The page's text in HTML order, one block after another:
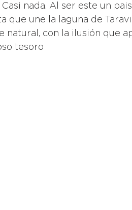
nada. Al ser este un
que une la laguna de
natural, con la ilusión que
tesoro